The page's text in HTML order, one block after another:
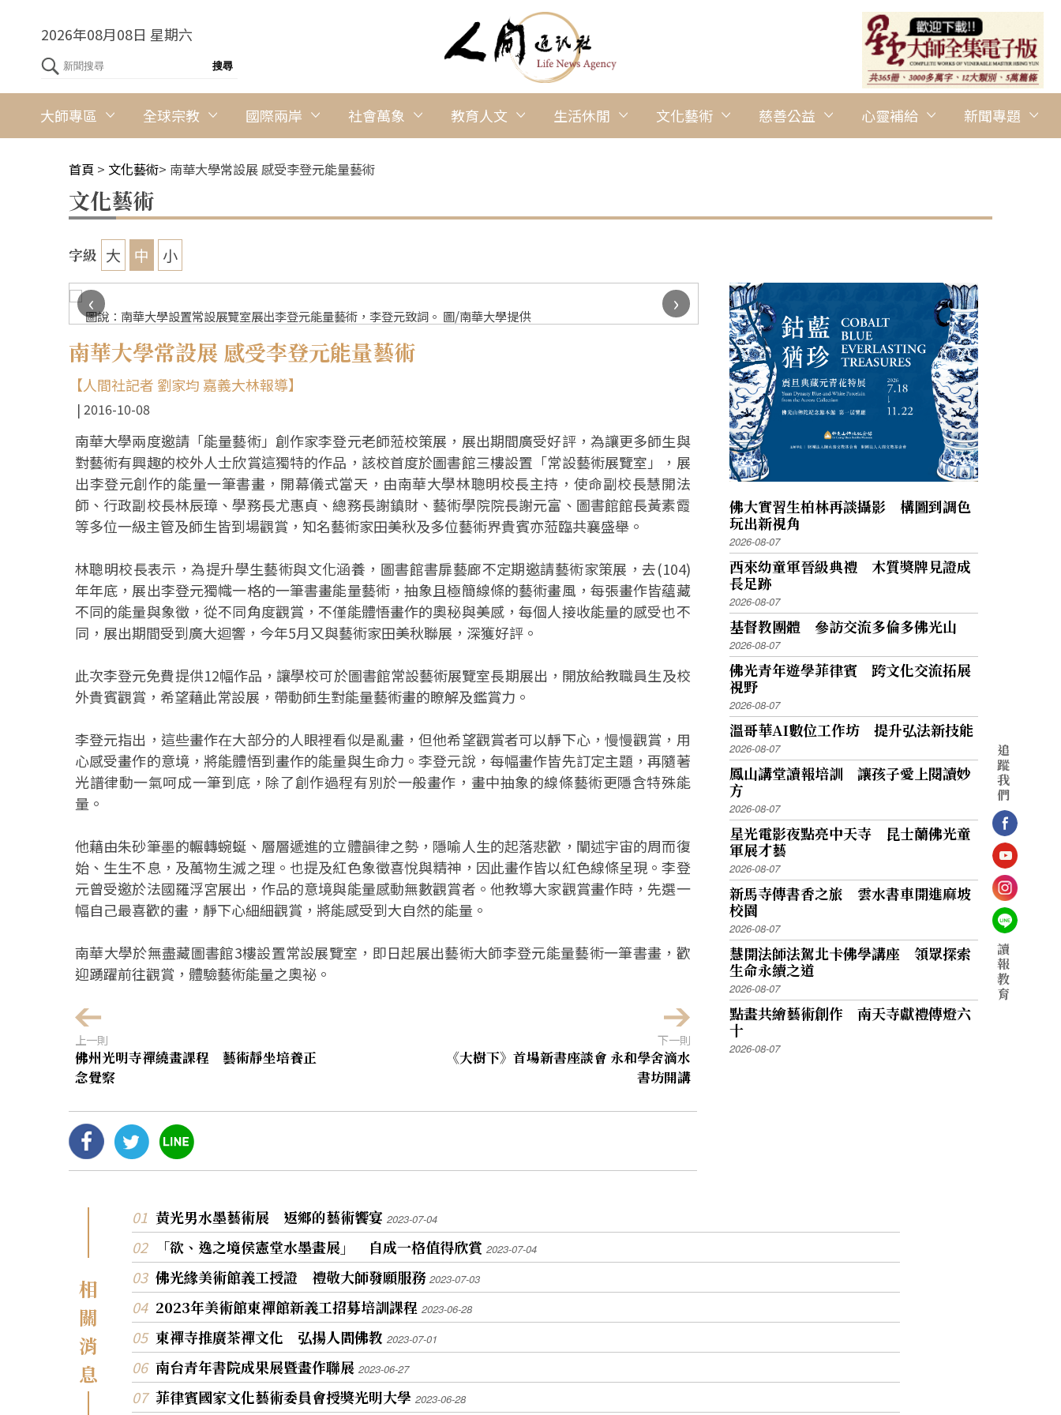
2026年08月08日 星期六
大師專區 全球宗教 國際兩岸 社會萬象 教育人文 生活休閒 文化藝術 慈善公益 心靈補給 新聞專題
首頁 > 文化藝術> 南華大學常設展 感受李登元能量藝術
文化藝術
字級 大 中 小
圖說：南華大學設置常設展覽室展出李登元能量藝術，李登元致詞。 圖/南華大學提供 圖說：南華大學設置常設展覽室展出李登元能量藝術，開幕式由
‹
›
南華大學常設展 感受李登元能量藝術
【人間社記者 劉家均 嘉義大林報導】
2016-10-08
南華大學兩度邀請「能量藝術」創作家李登元老師蒞校策展，展出期間廣受好評，為讓更多師生與
對藝術有興趣的校外人士欣賞這獨特的作品，該校首度於圖書館三樓設置「常設藝術展覽室」，展
出李登元創作的能量一筆書畫，開幕儀式當天，由南華大學林聰明校長主持，使命副校長慧開法
師、行政副校長林辰璋、學務長尤惠貞、總務長謝鎮財、藝術學院院長謝元富、圖書館館長黃素霞
等多位一級主管及師生皆到場觀賞，知名藝術家田美秋及多位藝術界貴賓亦蒞臨共襄盛舉。
林聰明校長表示，為提升學生藝術與文化涵養，圖書館書扉藝廊不定期邀請藝術家策展，去(104)
年年底，展出李登元獨幟一格的一筆書畫能量藝術，抽象且極簡線條的藝術畫風，每張畫作皆蘊藏
不同的能量與象徵，從不同角度觀賞，不僅能體悟畫作的奧秘與美感，每個人接收能量的感受也不
同，展出期間受到廣大迴響，今年5月又與藝術家田美秋聯展，深獲好評。
此次李登元免費提供12幅作品，讓學校可於圖書館常設藝術展覽室長期展出，開放給教職員生及校
外貴賓觀賞，希望藉此常設展，帶動師生對能量藝術畫的瞭解及鑑賞力。
李登元指出，這些畫作在大部分的人眼裡看似是亂畫，但他希望觀賞者可以靜下心，慢慢觀賞，用
心感受畫作的意境，將能體悟到畫作的能量與生命力。李登元說，每幅畫作皆先訂定主題，再隨著
光譜律動一氣呵成一筆到底，除了創作過程有別於一般畫作，畫中抽象的線條藝術更隱含特殊能
量。
他藉由朱砂筆墨的輾轉蜿蜒、層層遞進的立體韻律之勢，隱喻人生的起落悲歡，闡述宇宙的周而復
始、生生不息，及萬物生滅之理。也提及紅色象徵喜悅與精神，因此畫作皆以紅色線條呈現。李登
元曾受邀於法國羅浮宮展出，作品的意境與能量感動無數觀賞者。他教導大家觀賞畫作時，先選一
幅自己最喜歡的畫，靜下心細細觀賞，將能感受到大自然的能量。
南華大學於無盡藏圖書館3樓設置常設展覽室，即日起展出藝術大師李登元能量藝術一筆書畫，歡
迎踴躍前往觀賞，體驗藝術能量之奧祕。
上一則
佛州光明寺禪繞畫課程 藝術靜坐培養正
念覺察
下一則
《大樹下》首場新書座談會 永和學舍滴水
書坊開講
佛大實習生柏林再談攝影 構圖到調色
玩出新視角
2026-08-07
西來幼童軍晉級典禮 木質獎牌見證成
長足跡
2026-08-07
基督教團體 參訪交流多倫多佛光山
2026-08-07
佛光青年遊學菲律賓 跨文化交流拓展
視野
2026-08-07
溫哥華AI數位工作坊 提升弘法新技能
2026-08-07
鳳山講堂讀報培訓 讓孩子愛上閱讀妙
方
2026-08-07
星光電影夜點亮中天寺 昆士蘭佛光童
軍展才藝
2026-08-07
新馬寺傳書香之旅 雲水書車開進麻坡
校園
2026-08-07
慧開法師法駕北卡佛學講座 領眾探索
生命永續之道
2026-08-07
點畫共繪藝術創作 南天寺獻禮傳燈六
十
2026-08-07
相
關
消
息
黃光男水墨藝術展 返鄉的藝術饗宴 2023-07-04
「欲、逸之境侯憲堂水墨畫展」 自成一格值得欣賞 2023-07-04
佛光緣美術館義工授證 禮敬大師發願服務 2023-07-03
2023年美術館東禪館新義工招募培訓課程 2023-06-28
東禪寺推廣茶禪文化 弘揚人間佛教 2023-07-01
南台青年書院成果展暨畫作聯展 2023-06-27
菲律賓國家文化藝術委員會授獎光明大學 2023-06-28
追
蹤
我
們
讀
報
教
育